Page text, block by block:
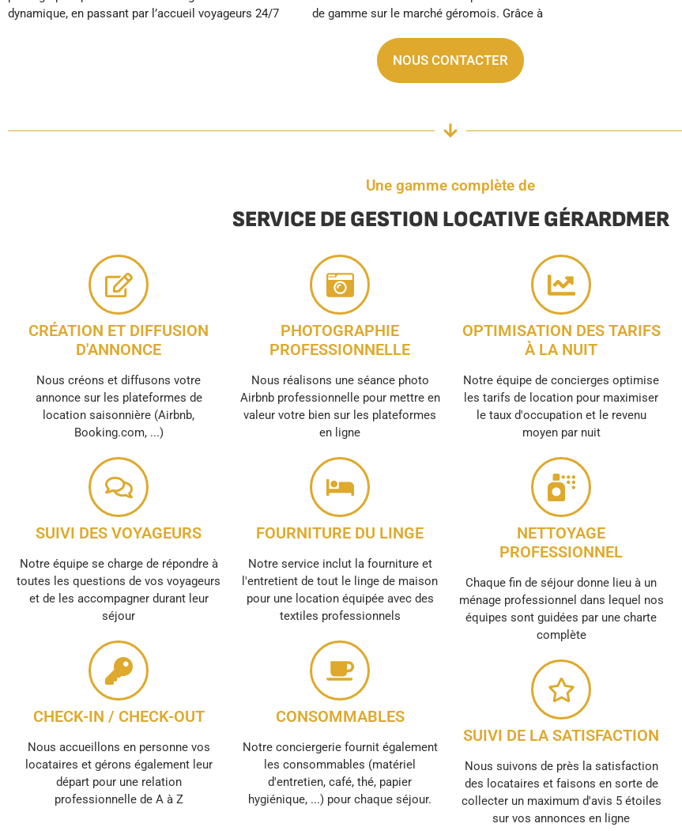
dynamique, en passant par l’accueil voyageurs 24/7
de gamme sur le marché géromois. Grâce à
NOUS CONTACTER
Une gamme complète de
SERVICE DE GESTION LOCATIVE GÉRARDMER
CRÉATION ET DIFFUSION
D'ANNONCE
Nous créons et diffusons votre
annonce sur les plateformes de
location saisonnière (Airbnb,
Booking.com, ...)
SUIVI DES VOYAGEURS
Notre équipe se charge de répondre à
toutes les questions de vos voyageurs
et de les accompagner durant leur
séjour
CHECK-IN / CHECK-OUT
Nous accueillons en personne vos
locataires et gérons également leur
départ pour une relation
professionnelle de A à Z
PHOTOGRAPHIE
PROFESSIONNELLE
Nous réalisons une séance photo
Airbnb professionnelle pour mettre en
valeur votre bien sur les plateformes
en ligne
FOURNITURE DU LINGE
Notre service inclut la fourniture et
l'entretient de tout le linge de maison
pour une location équipée avec des
textiles professionnels
CONSOMMABLES
Notre conciergerie fournit également
les consommables (matériel
d'entretien, café, thé, papier
hygiénique, ...) pour chaque séjour.
OPTIMISATION DES TARIFS
À LA NUIT
Notre équipe de concierges optimise
les tarifs de location pour maximiser
le taux d'occupation et le revenu
moyen par nuit
NETTOYAGE
PROFESSIONNEL
Chaque fin de séjour donne lieu à un
ménage professionnel dans lequel nos
équipes sont guidées par une charte
complète
SUIVI DE LA SATISFACTION
Nous suivons de près la satisfaction
des locataires et faisons en sorte de
collecter un maximum d'avis 5 étoiles
sur vos annonces en ligne